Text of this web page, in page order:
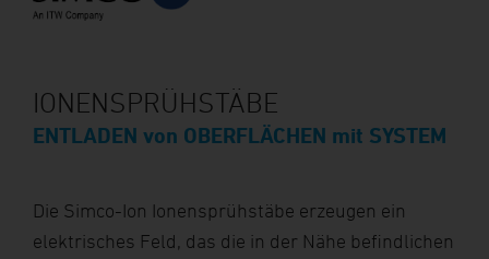
IONENSPRÜHSTÄBE
ENTLADEN von OBERFLÄCHEN mit SYSTEM
Die Simco-Ion Ionensprühstäbe erzeugen ein
elektrisches Feld, das die in der Nähe befindlichen